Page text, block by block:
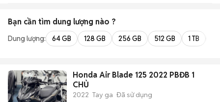
Bạn cần tìm dung lượng nào ?
Dung lượng: 64 GB 128 GB 256 GB 512 GB 1 TB
Honda Air Blade 125 2022 PBĐB 1
CHỦ
2022 Tay ga Đã sử dụng